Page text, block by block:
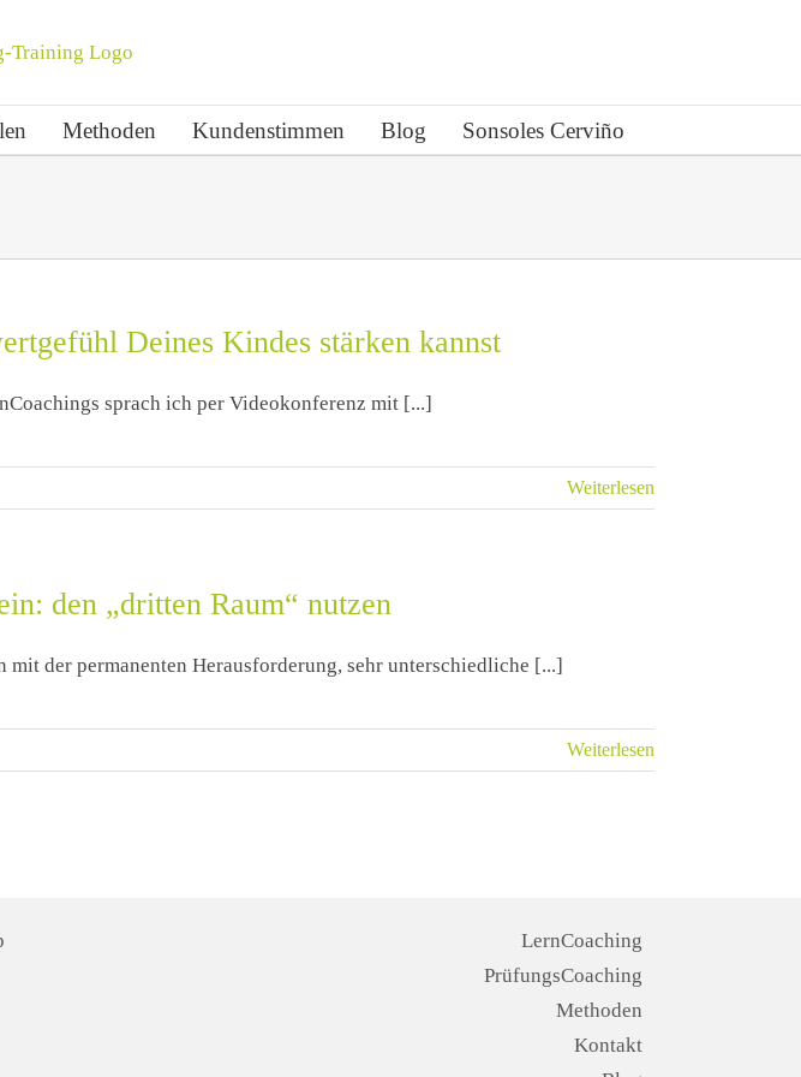
Methoden Kundenstimmen Blog Sonsoles Cerviño
Deines Kindes stärken kannst
sprach ich per Videokonferenz mit [...]
Weiterlesen
den „dritten Raum“ nutzen
mit der permanenten Herausforderung, sehr unterschiedliche [...]
Weiterlesen
LernCoaching
PrüfungsCoaching
Methoden
Kontakt